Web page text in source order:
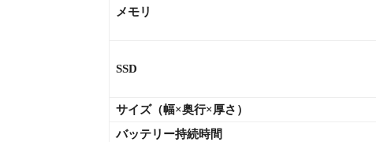
メモリ
SSD
サイズ（幅×奥行×厚さ）
バッテリー持続時間